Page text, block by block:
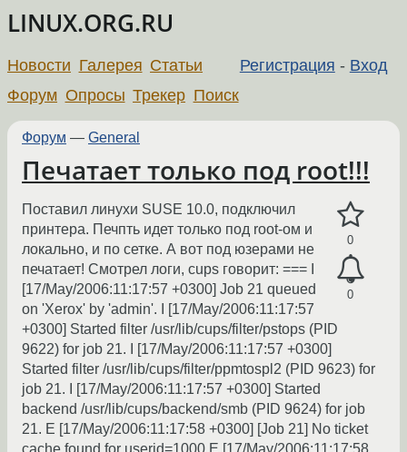
LINUX.ORG.RU
Регистрация - Вход
Новости Галерея Статьи
Форум Опросы Трекер Поиск
Форум — General
Печатает только под root!!!
0
0
Поставил линухи SUSE 10.0, подключил
принтера. Печпть идет только под root-ом и
локально, и по сетке. А вот под юзерами не
печатает! Смотрел логи, cups говорит: === I
[17/May/2006:11:17:57 +0300] Job 21 queued
on 'Xerox' by 'admin'. I [17/May/2006:11:17:57
+0300] Started filter /usr/lib/cups/filter/pstops (PID
9622) for job 21. I [17/May/2006:11:17:57 +0300]
Started filter /usr/lib/cups/filter/ppmtospl2 (PID 9623) for
job 21. I [17/May/2006:11:17:57 +0300] Started
backend /usr/lib/cups/backend/smb (PID 9624) for job
21. E [17/May/2006:11:17:58 +0300] [Job 21] No ticket